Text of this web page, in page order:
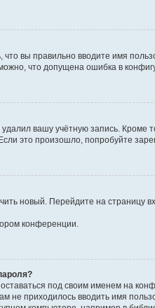
вы правильно вводите имя
что допущена ошибка в
вашу учётную запись.
произошло, попробуйте
новый. Перейдите на страницу
конференции.
оставаться под своим именем на
не приходилось вводить имя